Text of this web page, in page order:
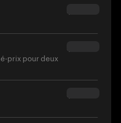
$54.90
prix pour deux
$34.95
$160.00